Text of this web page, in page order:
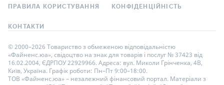
ПРАВИЛА КОРИСТУВАННЯ КОНФІДЕНЦІЙНІСТЬ
КОНТАКТИ
© 2000–2026 Товариство з обмеженою відповідальністю
«Файненс.юа», свідоцтво на знак для товарів і послуг № 37423 від
16.02.2004, ЄДРПОУ 22929966. Адреса: вул. Миколи Грінченка, 4В,
Київ, Україна. Графік роботи: Пн–Пт 9:00–18:00.
ТОВ «Файненс.юа» – незалежний фінансовий портал. Матеріали з